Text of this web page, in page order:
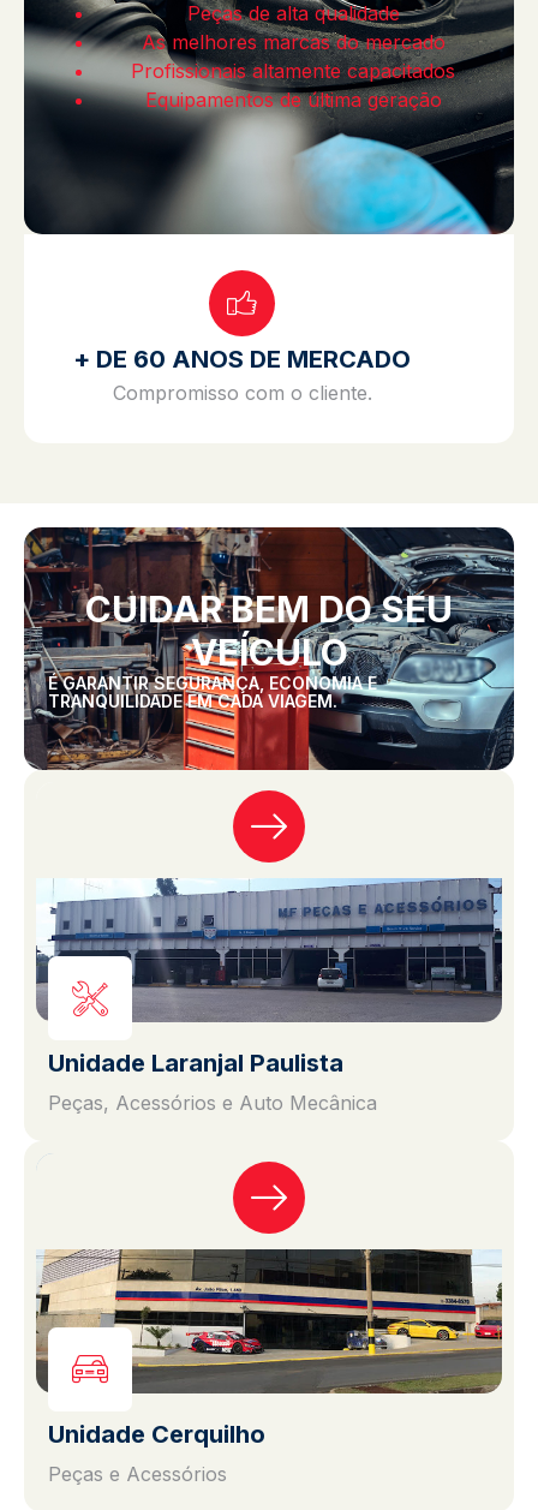
Peças de alta qualidade
As melhores marcas do mercado
Profissionais altamente capacitados
Equipamentos de última geração
+ DE 60 ANOS DE MERCADO
Compromisso com o cliente.
CUIDAR BEM DO SEU
VEÍCULO
É GARANTIR SEGURANÇA, ECONOMIA E
TRANQUILIDADE EM CADA VIAGEM.
Unidade Laranjal Paulista
Peças, Acessórios e Auto Mecânica
Unidade Cerquilho
Peças e Acessórios